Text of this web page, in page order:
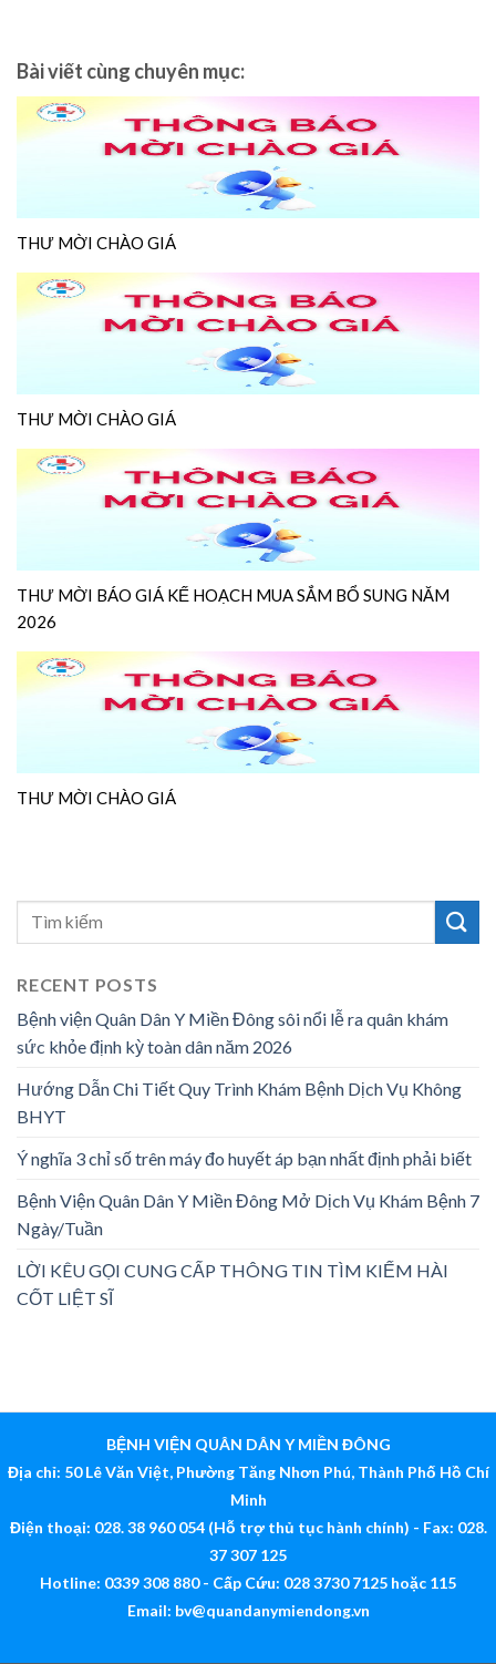
Bài viết cùng chuyên mục:
THƯ MỜI CHÀO GIÁ
THƯ MỜI CHÀO GIÁ
THƯ MỜI BÁO GIÁ KẾ HOẠCH MUA SẮM BỔ SUNG NĂM
2026
THƯ MỜI CHÀO GIÁ
RECENT POSTS
Bệnh viện Quân Dân Y Miền Đông sôi nổi lễ ra quân khám
sức khỏe định kỳ toàn dân năm 2026
Hướng Dẫn Chi Tiết Quy Trình Khám Bệnh Dịch Vụ Không
BHYT
Ý nghĩa 3 chỉ số trên máy đo huyết áp bạn nhất định phải biết
Bệnh Viện Quân Dân Y Miền Đông Mở Dịch Vụ Khám Bệnh 7
Ngày/Tuần
LỜI KÊU GỌI CUNG CẤP THÔNG TIN TÌM KIẾM HÀI
CỐT LIỆT SĨ
BỆNH VIỆN QUÂN DÂN Y MIỀN ĐÔNG
Địa chỉ: 50 Lê Văn Việt, Phường Tăng Nhơn Phú, Thành Phố Hồ Chí
Minh
Điện thoại: 028. 38 960 054 (Hỗ trợ thủ tục hành chính) - Fax: 028.
37 307 125
Hotline: 0339 308 880 - Cấp Cứu: 028 3730 7125 hoặc 115
Email: bv@quandanymiendong.vn